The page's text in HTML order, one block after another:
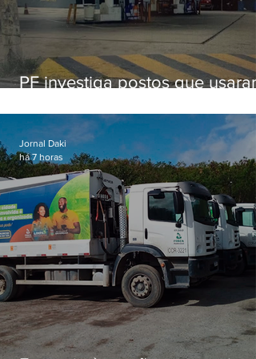
PF investiga postos que usaram
secretário morto em 2020
Jornal Daki
há 7 horas